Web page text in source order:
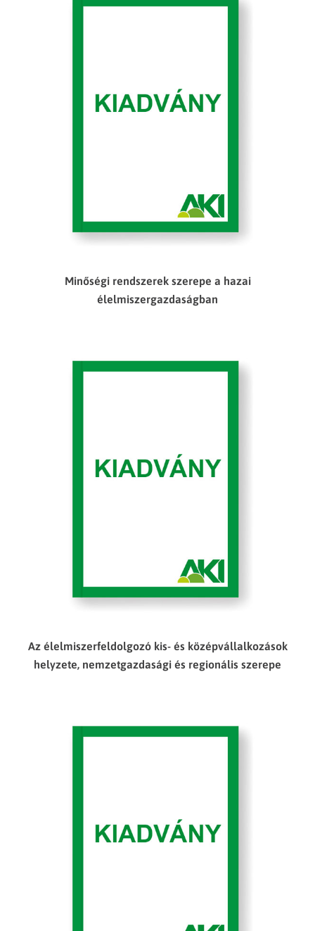
Minőségi rendszerek szerepe a hazai
élelmiszergazdaságban
Az élelmiszerfeldolgozó kis- és középvállalkozások
helyzete, nemzetgazdasági és regionális szerepe